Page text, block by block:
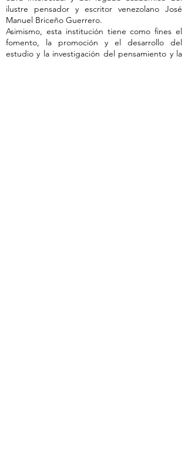
ilustre pen­sador y escritor venezolano José
Manuel Briceño Guerrero.
Asimismo, esta institución tiene como fines el
fomento, la promoción y el desarrollo del
estudio y la investigación del pensamiento y la